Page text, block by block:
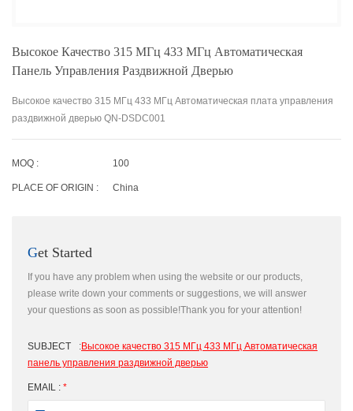
Высокое Качество 315 МГц 433 МГц Автоматическая
Панель Управления Раздвижной Дверью
Высокое качество 315 МГц 433 МГц Автоматическая плата управления
раздвижной дверью QN-DSDC001
MOQ : 100
PLACE OF ORIGIN : China
Get Started
If you have any problem when using the website or our products,
please write down your comments or suggestions, we will answer
your questions as soon as possible!Thank you for your attention!
SUBJECT :Высокое качество 315 МГц 433 МГц Автоматическая
панель управления раздвижной дверью
EMAIL : *